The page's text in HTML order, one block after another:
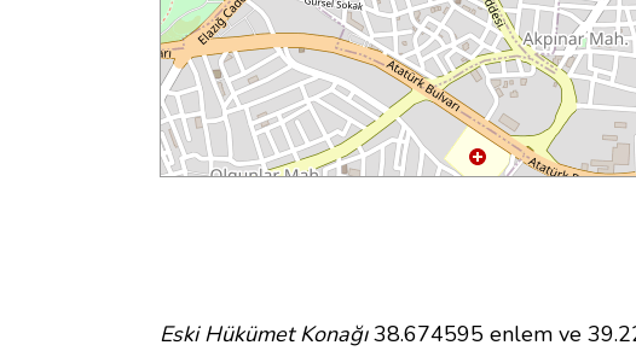
Eski Hükümet Konağı38.674595 enlem ve